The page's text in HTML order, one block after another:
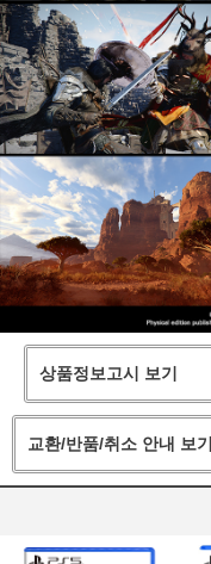
상품정보고시 보기
교환/반품/취소 안내 보기